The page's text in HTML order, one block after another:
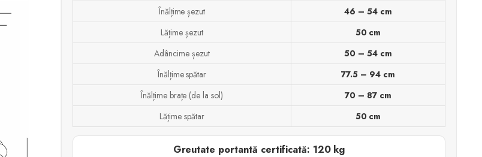
Înălțime șezut
46 – 54 cm
Lățime șezut
50 cm
Adâncime șezut
50 – 54 cm
Înălțime spătar
77.5 – 94 cm
Înălțime brațe (de la sol)
70 – 87 cm
Lățime spătar
50 cm
Greutate portantă certificată: 120 kg